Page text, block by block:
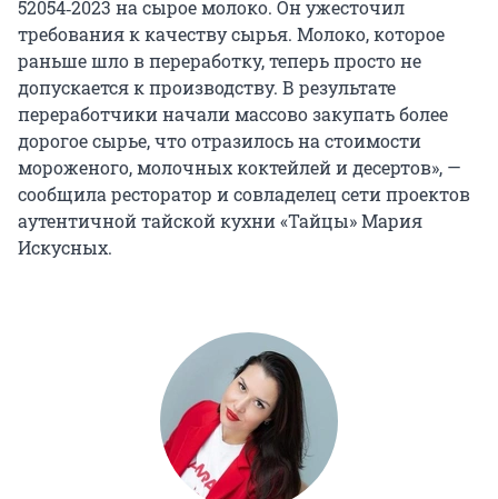
52054‑2023 на сырое молоко. Он ужесточил
требования к качеству сырья. Молоко, которое
раньше шло в переработку, теперь просто не
допускается к производству. В результате
переработчики начали массово закупать более
дорогое сырье, что отразилось на стоимости
мороженого, молочных коктейлей и десертов», —
сообщила ресторатор и совладелец сети проектов
аутентичной тайской кухни «Тайцы» Мария
Искусных.